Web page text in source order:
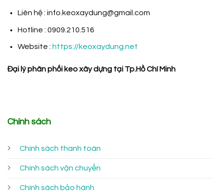
Liên hệ : info.keoxaydung@gmail.com
Hotline : 0909.210.516
Website : https://keoxaydung.net
Đại lý phân phối keo xây dựng tại Tp.Hồ Chí Minh
Chính sách
Chính sách thanh toán
Chính sách vận chuyển
Chính sách bảo hành